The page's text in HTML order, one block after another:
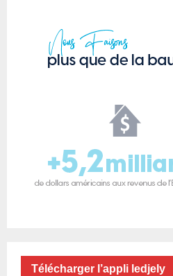
Télécharger l’appli ledjely